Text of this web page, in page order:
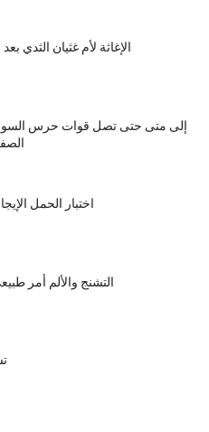
الإغاثة لأم غثيان الثدي
إلى متى حتى تصل قوات حرس
اختبار الحمل
التشنج والألم أمر